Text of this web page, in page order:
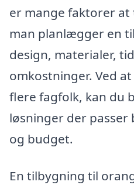
er mange faktorer
man planlægger en
design, materialer,
omkostninger. Ved
flere fagfolk, kan du
løsninger der passer
og budget.
En tilbygning til